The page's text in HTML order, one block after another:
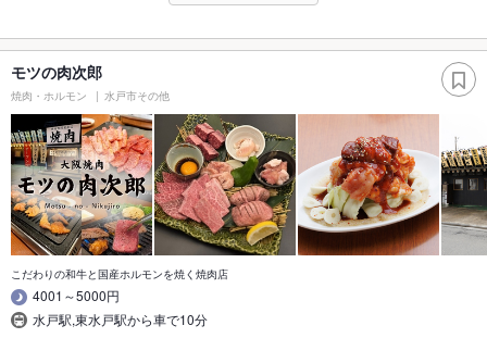
モツの肉次郎
焼肉・ホルモン 水戸市その他
こだわりの和牛と国産ホルモンを焼く焼肉店
4001～5000円
水戸駅,東水戸駅から車で10分